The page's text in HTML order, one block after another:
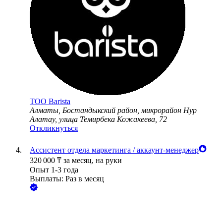
ТОО Barista
Алматы, Бостандыкский район, микрорайон Нур
Алатау, улица Темирбека Кожакеева, 72
Откликнуться
Ассистент отдела маркетинга / аккаунт-менеджер
320 000 ₸ за месяц, на руки
Опыт 1-3 года
Выплаты: Раз в месяц